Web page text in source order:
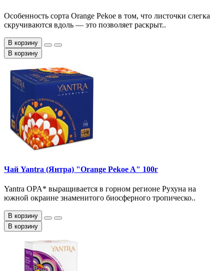
Особенность сорта Orange Pekoe в том, что листочки слегка
скручиваются вдоль — это позволяет раскрыт..
В корзину
В корзину
Чай Yantra (Янтра) "Orange Pekoe A" 100г
Yantra OPA* выращивается в горном регионе Рухуна на
южной окраине знаменитого биосферного тропическо..
В корзину
В корзину